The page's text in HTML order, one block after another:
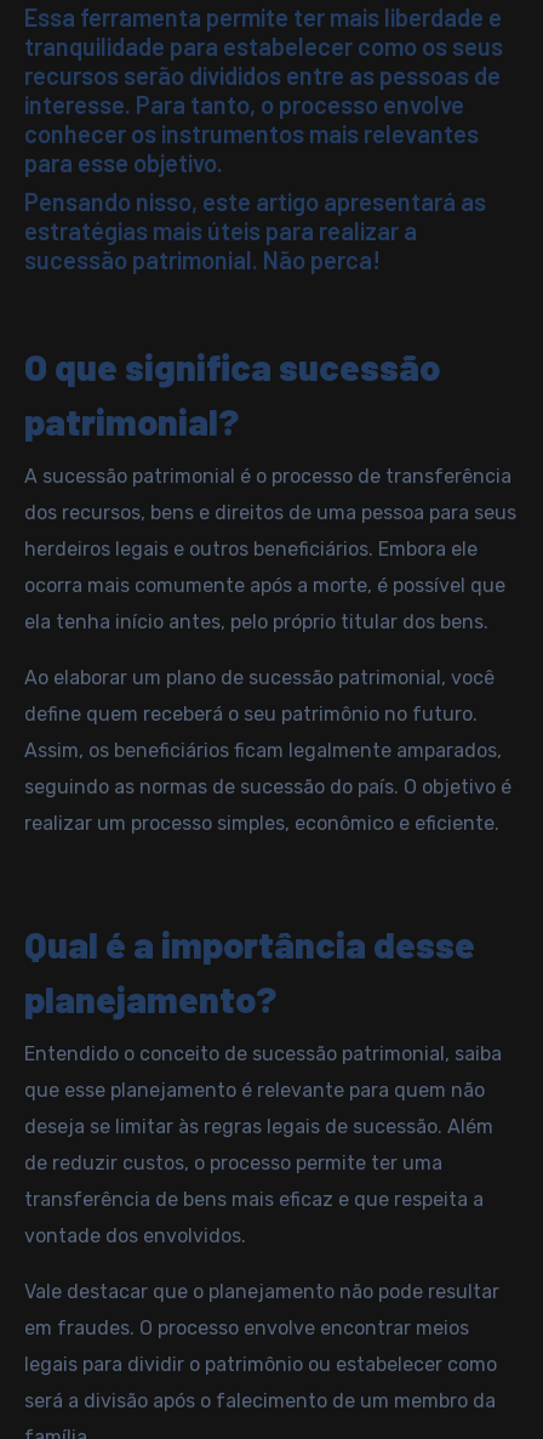
Essa ferramenta permite ter mais liberdade e
tranquilidade para estabelecer como os seus
recursos serão divididos entre as pessoas de
interesse. Para tanto, o processo envolve
conhecer os instrumentos mais relevantes
para esse objetivo.
Pensando nisso, este artigo apresentará as
estratégias mais úteis para realizar a
sucessão patrimonial. Não perca!
O que significa sucessão
patrimonial?
A sucessão patrimonial é o processo de transferência
dos recursos, bens e direitos de uma pessoa para seus
herdeiros legais e outros beneficiários. Embora ele
ocorra mais comumente após a morte, é possível que
ela tenha início antes, pelo próprio titular dos bens.
Ao elaborar um plano de sucessão patrimonial, você
define quem receberá o seu patrimônio no futuro.
Assim, os beneficiários ficam legalmente amparados,
seguindo as normas de sucessão do país. O objetivo é
realizar um processo simples, econômico e eficiente.
Qual é a importância desse
planejamento?
Entendido o conceito de sucessão patrimonial, saiba
que esse planejamento é relevante para quem não
deseja se limitar às regras legais de sucessão. Além
de reduzir custos, o processo permite ter uma
transferência de bens mais eficaz e que respeita a
vontade dos envolvidos.
Vale destacar que o planejamento não pode resultar
em fraudes. O processo envolve encontrar meios
legais para dividir o patrimônio ou estabelecer como
será a divisão após o falecimento de um membro da